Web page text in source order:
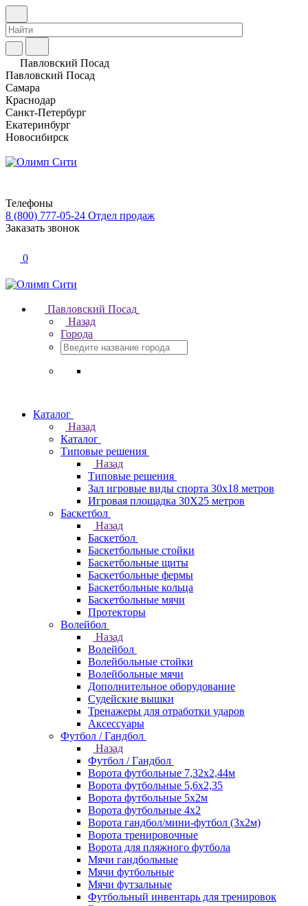
Павловский Посад
Павловский Посад
Самара
Краснодар
Санкт-Петербург
Екатеринбург
Новосибирск
Телефоны
8 (800) 777-05-24 Отдел продаж
Заказать звонок
0
Павловский Посад
Назад
Города
Каталог
Назад
Каталог
Типовые решения
Назад
Типовые решения
Зал игровые виды спорта 30x18 метров
Игровая площадка 30Х25 метров
Баскетбол
Назад
Баскетбол
Баскетбольные стойки
Баскетбольные щиты
Баскетбольные фермы
Баскетбольные кольца
Баскетбольные мячи
Протекторы
Волейбол
Назад
Волейбол
Волейбольные стойки
Волейбольные мячи
Дополнительное оборудование
Судейские вышки
Тренажеры для отработки ударов
Аксессуары
Футбол / Гандбол
Назад
Футбол / Гандбол
Ворота футбольные 7,32х2,44м
Ворота футбольные 5,6х2,35
Ворота футбольные 5х2м
Ворота футбольные 4х2
Ворота гандбол/мини-футбол (3х2м)
Ворота тренировочные
Ворота для пляжного футбола
Мячи гандбольные
Мячи футбольные
Мячи футзальные
Футбольный инвентарь для тренировок